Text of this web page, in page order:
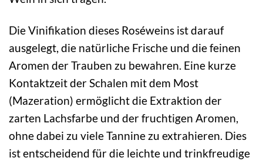
Die Vinifikation dieses Roséweins ist darauf
ausgelegt, die natürliche Frische und die feinen
Aromen der Trauben zu bewahren. Eine kurze
Kontaktzeit der Schalen mit dem Most
(Mazeration) ermöglicht die Extraktion der
zarten Lachsfarbe und der fruchtigen Aromen,
ohne dabei zu viele Tannine zu extrahieren. Dies
ist entscheidend für die leichte und trinkfreudige